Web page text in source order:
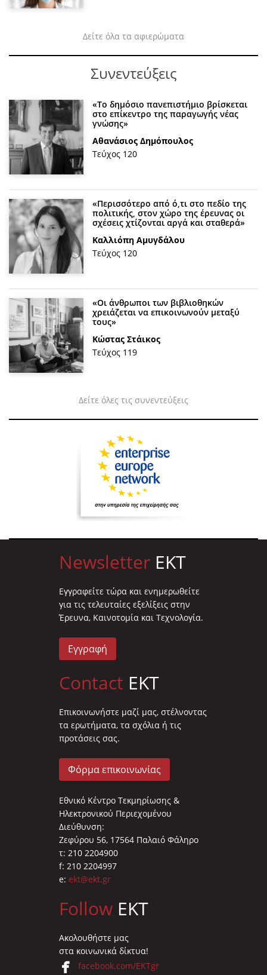
Δείτε όλα τα αφιερώματα
Συνεντεύξεις
«Το δημόσιο πανεπιστήμιο βρίσκεται
στο επίκεντρο της παραγωγής νέας
γνώσης»
Αθανάσιος Δημόπουλος
Τεύχος 120
«Περισσότερο από ό,τι στο πεδίο της
πολιτικής, στον χώρο της έρευνας οι
σχέσεις χτίζονται αργά και σταθερά»
Καλλιόπη Αμυγδάλου
Τεύχος 120
«Οι άνθρωποι των βιβλιοθηκών
χρειάζεται να επικοινωνούν μεταξύ
τους»
Κώστας Στάικος
Τεύχος 119
Δείτε όλες τις συνεντεύξεις
Newsletter EKT
Eγγραφείτε τώρα και ενημερωθείτε
για τις τελευταίες εξελίξεις στην
Έρευνα, Καινοτομία και Τεχνολογία.
Εγγραφή
Contact EKT
Επικοινωνήστε μαζί μας, στέλνοντας
τα ερωτήματα, τα σχόλια ή τις
προτάσεις σας.
Φόρμα επικοινωνίας
Εθνικό Κέντρο Τεκμηρίωσης &
Ηλεκτρονικού Περιεχομένου
Διεύθυνση:
Ζεφύρου 56, 17564 Παλαιό Φάληρο
τ: 210 2204900
f: 210 2204997
e: ekt@ekt.gr
Follow EKT
Ακολουθήστε μας
στα κοινωνικά δίκτυα!
facebook.com/EKTgr